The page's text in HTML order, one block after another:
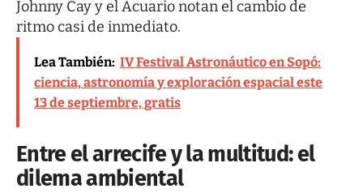
Johnny Cay y el Acuario notan el cambio de
ritmo casi de inmediato.
Lea También: IV Festival Astronáutico en Sopó:
ciencia, astronomía y exploración espacial este
13 de septiembre, gratis
Entre el arrecife y la multitud: el
dilema ambiental